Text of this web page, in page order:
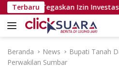
a
Terbaru
Tegaskan Izin Investasi
Beranda News
Bupati Tanah
Perwakilan Sumbar